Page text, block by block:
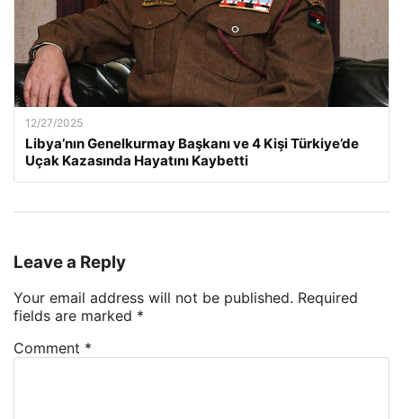
12/27/2025
Libya’nın Genelkurmay Başkanı ve 4 Kişi Türkiye’de
Uçak Kazasında Hayatını Kaybetti
Leave a Reply
Your email address will not be published. Required
fields are marked *
Comment *